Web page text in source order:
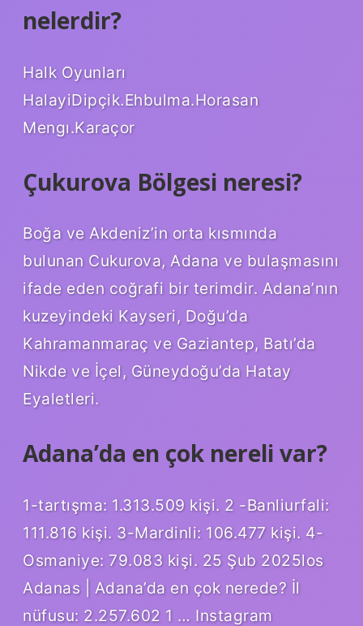
nelerdir?
Halk Oyunları
HalayiDipçik.Ehbulma.Horasan
Mengı.Karaçor
Çukurova Bölgesi neresi?
Boğa ve Akdeniz’in orta kısmında
bulunan Cukurova, Adana ve bulaşmasını
ifade eden coğrafi bir terimdir. Adana’nın
kuzeyindeki Kayseri, Doğu’da
Kahramanmaraç ve Gaziantep, Batı’da
Nikde ve İçel, Güneydoğu’da Hatay
Eyaletleri.
Adana’da en çok nereli var?
1-tartışma: 1.313.509 kişi. 2 -Banliurfali:
111.816 kişi. 3-Mardinli: 106.477 kişi. 4-
Osmaniye: 79.083 kişi. 25 Şub 2025los
Adanas | Adana’da en çok nerede? İl
nüfusu: 2.257.602 1 … Instagram